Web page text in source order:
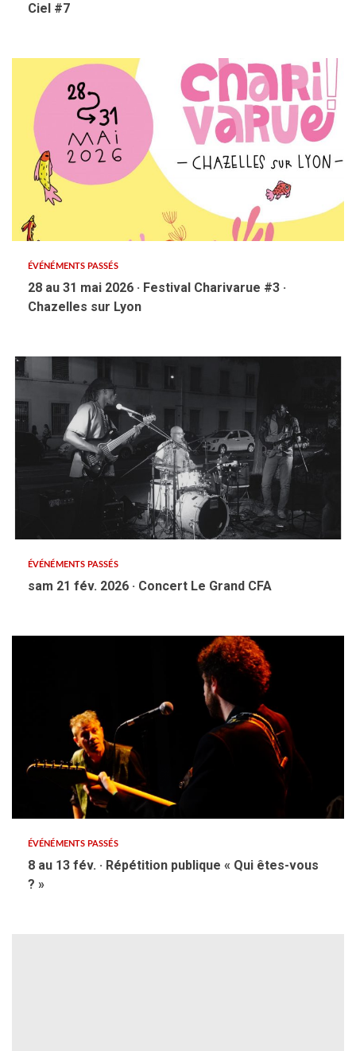
Ciel #7
ÉVÉNÉMENTS PASSÉS
28 au 31 mai 2026 · Festival Charivarue #3 ·
Chazelles sur Lyon
ÉVÉNÉMENTS PASSÉS
sam 21 fév. 2026 · Concert Le Grand CFA
ÉVÉNÉMENTS PASSÉS
8 au 13 fév. · Répétition publique « Qui êtes-vous
? »